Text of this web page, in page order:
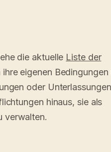
die aktuelle Liste der
eigenen Bedingungen
oder
hinaus, sie als
verwalten.